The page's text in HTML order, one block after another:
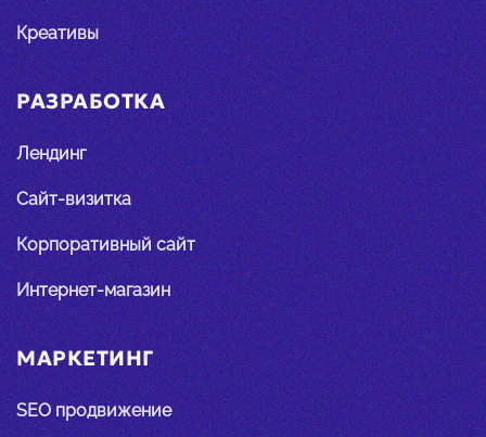
Креативы
РАЗРАБОТКА
Лендинг
Сайт-визитка
Корпоративный сайт
Интернет-магазин
МАРКЕТИНГ
SEO продвижение